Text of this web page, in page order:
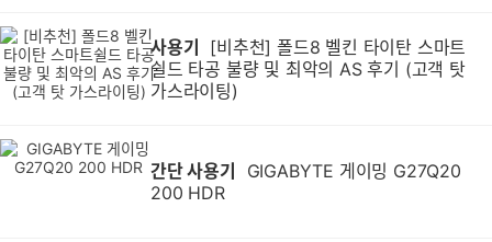
사용기
쉴드 타공 불량 및 최악의 AS 후기 (고객 탓
가스라이팅)
간단 사용기
200 HDR